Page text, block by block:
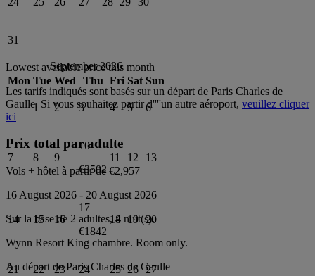
31
September 2026
Mon Tue Wed Thu Fri Sat Sun
1 2 3 4 5 6
7 8 9
10
€3502
11 12 13
14 15 16
17
€1842
18 19 20
21 22 23 24 25 26 27
Lowest available price this month
Les tarifs indiqués sont basés sur un départ de Paris Charles de
Gaulle. Si vous souhaitez partir d''''un autre aéroport, veuillez cliquer
ici
Prix total par adulte
Vols + hôtel à partir de €2,957
16 August 2026 - 20 August 2026
Sur la base de 2 adultes,4 nuit(s).
Wynn Resort King chambre. Room only.
Au départ deParis Charles de Gaulle